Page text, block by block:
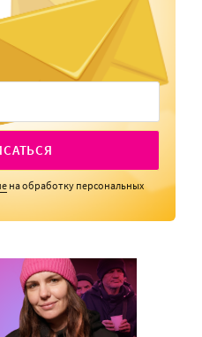
на обработку персональных